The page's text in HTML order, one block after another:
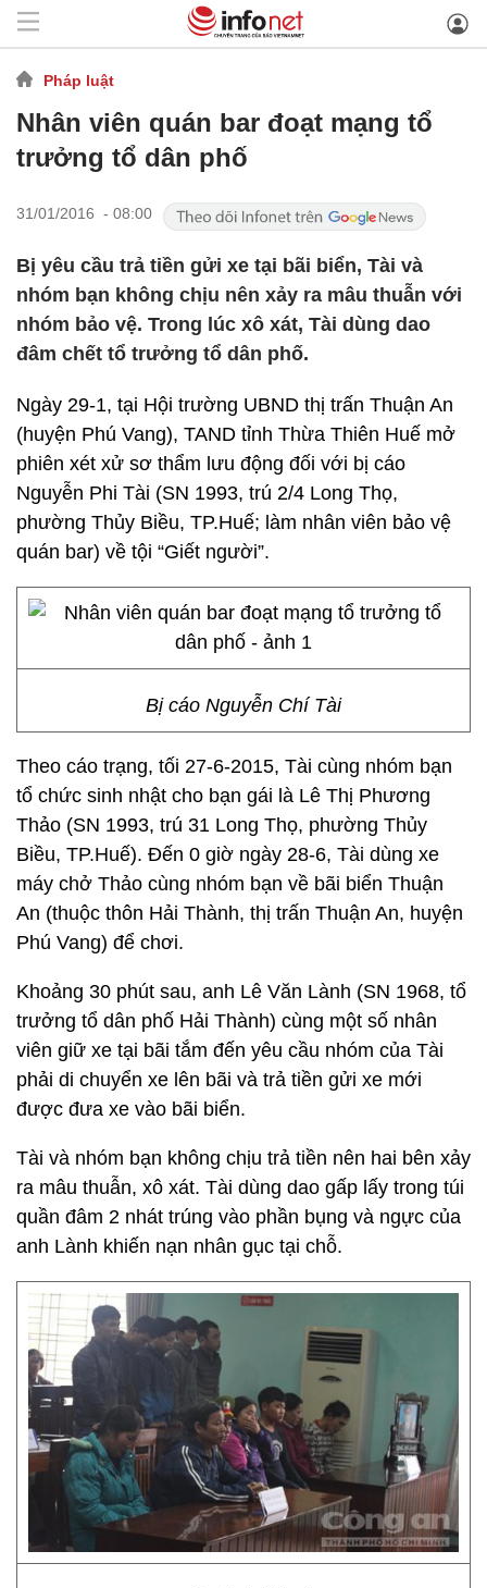
Pháp luật
Nhân viên quán bar đoạt mạng tổ
trưởng tổ dân phố
31/01/2016 - 08:00
Bị yêu cầu trả tiền gửi xe tại bãi biển, Tài và
nhóm bạn không chịu nên xảy ra mâu thuẫn với
nhóm bảo vệ. Trong lúc xô xát, Tài dùng dao
đâm chết tổ trưởng tổ dân phố.
Ngày 29-1, tại Hội trường UBND thị trấn Thuận An
(huyện Phú Vang), TAND tỉnh Thừa Thiên Huế mở
phiên xét xử sơ thẩm lưu động đối với bị cáo
Nguyễn Phi Tài (SN 1993, trú 2/4 Long Thọ,
phường Thủy Biều, TP.Huế; làm nhân viên bảo vệ
quán bar) về tội “Giết người”.
Bị cáo Nguyễn Chí Tài
Theo cáo trạng, tối 27-6-2015, Tài cùng nhóm bạn
tổ chức sinh nhật cho bạn gái là Lê Thị Phương
Thảo (SN 1993, trú 31 Long Thọ, phường Thủy
Biều, TP.Huế). Đến 0 giờ ngày 28-6, Tài dùng xe
máy chở Thảo cùng nhóm bạn về bãi biển Thuận
An (thuộc thôn Hải Thành, thị trấn Thuận An, huyện
Phú Vang) để chơi.
Khoảng 30 phút sau, anh Lê Văn Lành (SN 1968, tổ
trưởng tổ dân phố Hải Thành) cùng một số nhân
viên giữ xe tại bãi tắm đến yêu cầu nhóm của Tài
phải di chuyển xe lên bãi và trả tiền gửi xe mới
được đưa xe vào bãi biển.
Tài và nhóm bạn không chịu trả tiền nên hai bên xảy
ra mâu thuẫn, xô xát. Tài dùng dao gấp lấy trong túi
quần đâm 2 nhát trúng vào phần bụng và ngực của
anh Lành khiến nạn nhân gục tại chỗ.